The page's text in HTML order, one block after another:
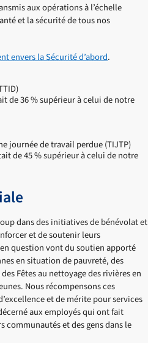
aux opérations à l’échelle
et la sécurité de tous nos
envers la Sécurité d’abord.
de 36 % supérieur à celui de notre
journée de travail perdue (TIJTP)
de 45 % supérieur à celui de notre
dans des initiatives de bénévolat et
et de soutenir leurs
question vont du soutien apporté
en situation de pauvreté, des
Fêtes au nettoyage des rivières en
Nous récompensons ces
et de mérite pour services
aux employés qui ont fait
communautés et des gens dans le